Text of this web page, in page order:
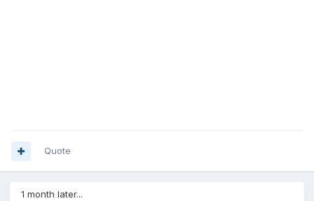
Quote
1 month later...